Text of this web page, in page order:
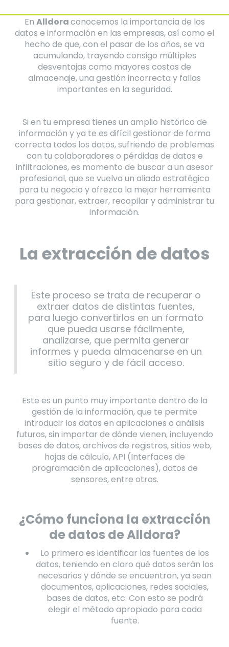
En Alldoraconocemos la importancia de los
datos e información en las empresas, así como el
hecho de que, con el pasar de los años, se va
acumulando, trayendo consigo múltiples
desventajas como mayores costos de
almacenaje, una gestión incorrecta y fallas
importantes en la seguridad.
Si en tu empresa tienes un amplio histórico de
información y ya te es difícil gestionar de forma
correcta todos los datos, sufriendo de problemas
con tu colaboradores o pérdidas de datos e
infiltraciones, es momento de buscar a un asesor
profesional, que se vuelva un aliado estratégico
para tu negocio y ofrezca la mejor herramienta
para gestionar, extraer, recopilar y administrar tu
información.
La extracción de datos
Este proceso se trata de recuperar o
extraer datos de distintas fuentes,
para luego convertirlos en un formato
que pueda usarse fácilmente,
analizarse, que permita generar
informes y pueda almacenarse en un
sitio seguro y de fácil acceso.
Este es un punto muy importante dentro de la
gestión de la información, que te permite
introducir los datos en aplicaciones o análisis
futuros, sin importar de dónde vienen, incluyendo
bases de datos, archivos de registros, sitios web,
hojas de cálculo, API (Interfaces de
programación de aplicaciones), datos de
sensores, entre otros.
¿Cómo funciona la extracción
de datos de Alldora?
Lo primero es identificar las fuentes de los
datos, teniendo en claro qué datos serán los
necesarios y dónde se encuentran, ya sean
documentos, aplicaciones, redes sociales,
bases de datos, etc. Con esto se podrá
elegir el método apropiado para cada
fuente.